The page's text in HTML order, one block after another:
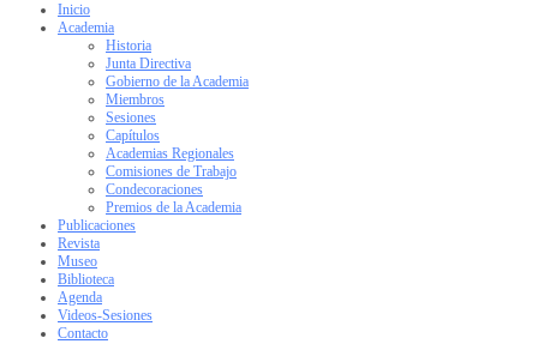
Inicio
Academia
Historia
Junta Directiva
Gobierno de la Academia
Miembros
Sesiones
Capítulos
Academias Regionales
Comisiones de Trabajo
Condecoraciones
Premios de la Academia
Publicaciones
Revista
Museo
Biblioteca
Agenda
Videos-Sesiones
Contacto